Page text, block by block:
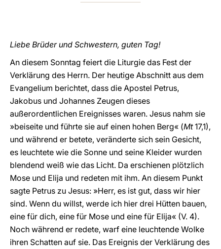
Liebe Brüder und Schwestern, guten Tag!
An diesem Sonntag feiert die Liturgie das Fest der
Verklärung des Herrn. Der heutige Abschnitt aus dem
Evangelium berichtet, dass die Apostel Petrus,
Jakobus und Johannes Zeugen dieses
außerordentlichen Ereignisses waren. Jesus nahm sie
»beiseite und führte sie auf einen hohen Berg« (Mt17,1),
und während er betete, veränderte sich sein Gesicht,
es leuchtete wie die Sonne und seine Kleider wurden
blendend weiß wie das Licht. Da erschienen plötzlich
Mose und Elija und redeten mit ihm. An diesem Punkt
sagte Petrus zu Jesus: »Herr, es ist gut, dass wir hier
sind. Wenn du willst, werde ich hier drei Hütten bauen,
eine für dich, eine für Mose und eine für Elija« (V. 4).
Noch während er redete, warf eine leuchtende Wolke
ihren Schatten auf sie. Das Ereignis der Verklärung des